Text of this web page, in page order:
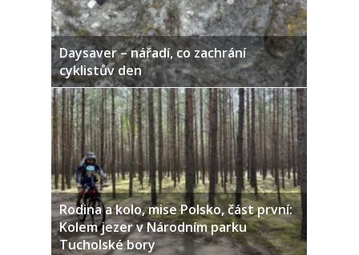
Daysaver – nářadí, co zachrání
cyklistův den
Rodina a kolo, mise Polsko, část první:
Kolem jezer v Národním parku
Tucholské bory